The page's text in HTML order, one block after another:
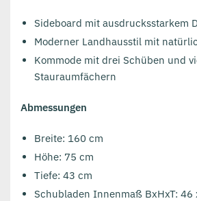
Sideboard mit ausdrucksstarkem
Moderner Landhausstil mit
Kommode mit drei Schüben und
Stauraumfächern
Abmessungen
Breite: 160 cm
Höhe: 75 cm
Tiefe: 43 cm
Schubladen Innenmaß BxHxT: 46